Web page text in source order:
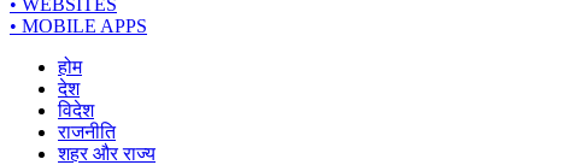
• WEBSITES
• MOBILE APPS
होम
देश
विदेश
राजनीति
शहर और राज्य